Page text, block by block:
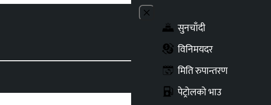
Close menu
सुनचाँदी
विनिमयदर
मिति रुपान्तरण
पेट्रोलको भाउ